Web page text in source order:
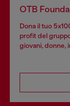
OTB
Dona il tuo
profit del
giovani, donne,